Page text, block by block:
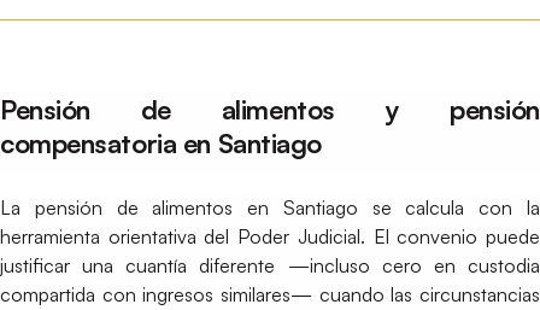
Pensión de alimentos y pensión
compensatoria en Santiago
La pensión de alimentos en Santiago se calcula con la
herramienta orientativa del Poder Judicial. El convenio puede
justificar una cuantía diferente —incluso cero en custodia
compartida con ingresos similares— cuando las circunstancias